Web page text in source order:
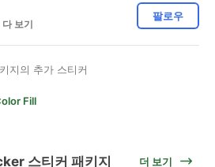
보기
팔로우
지의 추가 스티커
Fill
스티커 패키지 더 보기